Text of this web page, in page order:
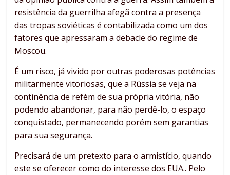
resistência da guerrilha afegã contra a presença
das tropas soviéticas é contabilizada como um dos
fatores que apressaram a debacle do regime de
Moscou.
É um risco, já vivido por outras poderosas potências
militarmente vitoriosas, que a Rússia se veja na
continência de refém de sua própria vitória, não
podendo abandonar, para não perdê-lo, o espaço
conquistado, permanecendo porém sem garantias
para sua segurança.
Precisará de um pretexto para o armistício, quando
este se oferecer como do interesse dos EUA.. Pelo